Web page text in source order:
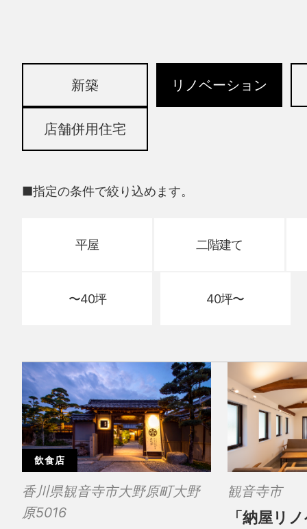
新築 リノベーション
店舗併用住宅
■指定の条件で絞り込めます。
平屋 二階建て
〜40坪 40坪〜
飲食店
香川県観音寺市大野原町大野
原5016
観音寺市
「納屋リ